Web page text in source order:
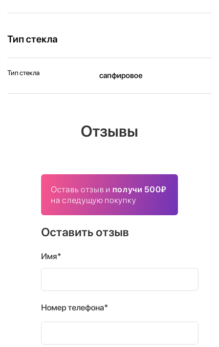
Тип стекла
Тип стекла сапфировое
Отзывы
Оставь отзыв и получи 500₽
на следущую покупку
Оставить отзыв
Имя*
Номер телефона*